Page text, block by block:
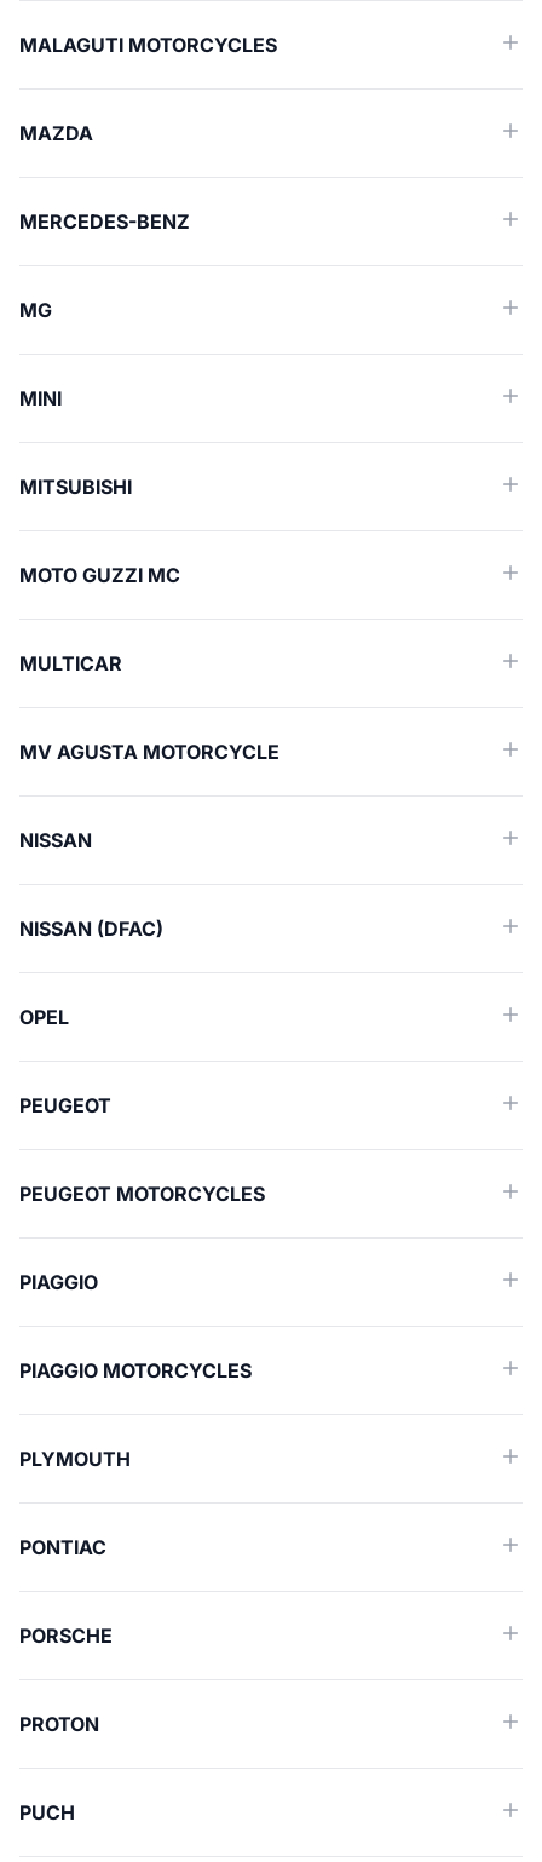
MALAGUTI MOTORCYCLES
MAZDA
MERCEDES-BENZ
MG
MINI
MITSUBISHI
MOTO GUZZI MC
MULTICAR
MV AGUSTA MOTORCYCLE
NISSAN
NISSAN (DFAC)
OPEL
PEUGEOT
PEUGEOT MOTORCYCLES
PIAGGIO
PIAGGIO MOTORCYCLES
PLYMOUTH
PONTIAC
PORSCHE
PROTON
PUCH